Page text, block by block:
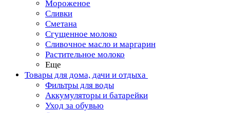
Мороженое
Сливки
Сметана
Сгущенное молоко
Сливочное масло и маргарин
Растительное молоко
Еще
Товары для дома, дачи и отдыха
Фильтры для воды
Аккумуляторы и батарейки
Уход за обувью